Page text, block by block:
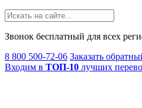
Звонок бесплатный для всех
8 800 500-72-06 Заказать
Входим в ТОП-10 лучших